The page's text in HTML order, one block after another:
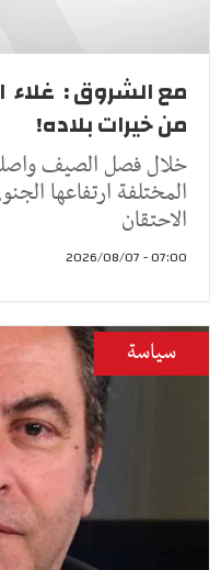
مع الشروق : غلاء
من خيرات بلاده!
خلال فصل الصيف
المختلفة ارتفاعها
الاحتقان
07:00 - 2026/08/07
سياسة